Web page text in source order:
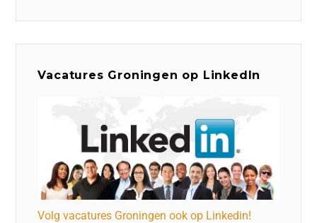
Vacatures Groningen op LinkedIn
Volg vacatures Groningen ook op Linkedin!